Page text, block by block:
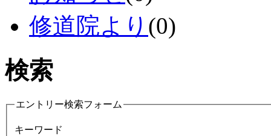
修道院より (0)
検索
エントリー検索フォーム
キーワード